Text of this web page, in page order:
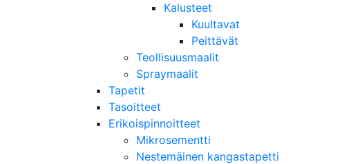
Kalusteet
Kuultavat
Peittävät
Teollisuusmaalit
Spraymaalit
Tapetit
Tasoitteet
Erikoispinnoitteet
Mikrosementti
Nestemäinen kangastapetti